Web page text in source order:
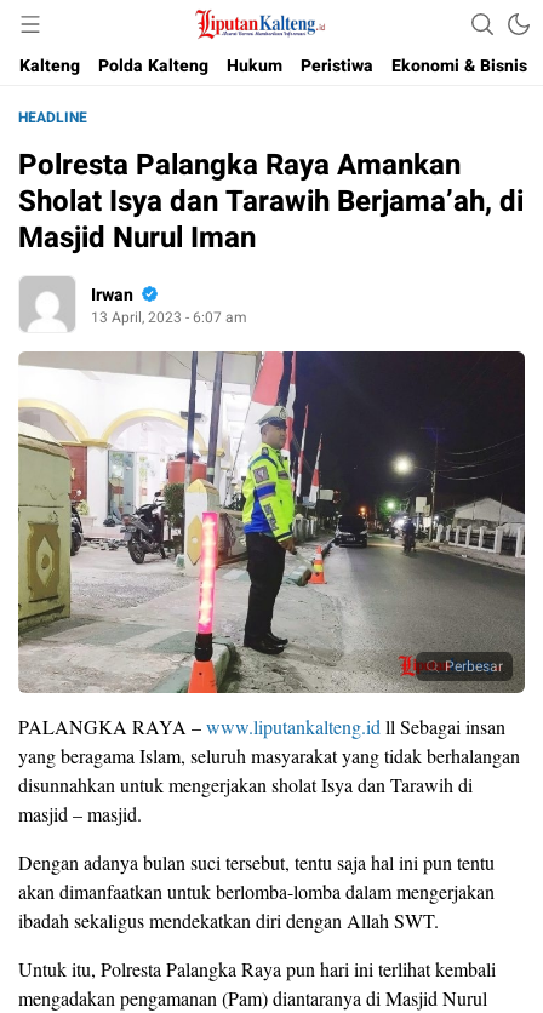
Liputan Kalteng
Akurat, Terpercaya & Independent
Kalteng
Polda Kalteng Hukum Peristiwa Ekonomi & Bisnis
HEADLINE
Polresta Palangka Raya Amankan
Sholat Isya dan Tarawih Berjama’ah, di
Masjid Nurul Iman
Irwan
13 April, 2023 - 6:07 am
Perbesar
PALANGKA RAYA –www.liputankalteng.id ll Sebagai insan
yang beragama Islam, seluruh masyarakat yang tidak berhalangan
disunnahkan untuk mengerjakan sholat Isya dan Tarawih di
masjid – masjid.
Dengan adanya bulan suci tersebut, tentu saja hal ini pun tentu
akan dimanfaatkan untuk berlomba-lomba dalam mengerjakan
ibadah sekaligus mendekatkan diri dengan Allah SWT.
Untuk itu, Polresta Palangka Raya pun hari ini terlihat kembali
mengadakan pengamanan (Pam) diantaranya di Masjid Nurul